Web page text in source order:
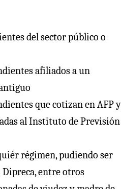
del sector público o
afiliados a un
que cotizan en AFP y
al Instituto de Previsión
régimen, pudiendo ser
Dipreca, entre otros